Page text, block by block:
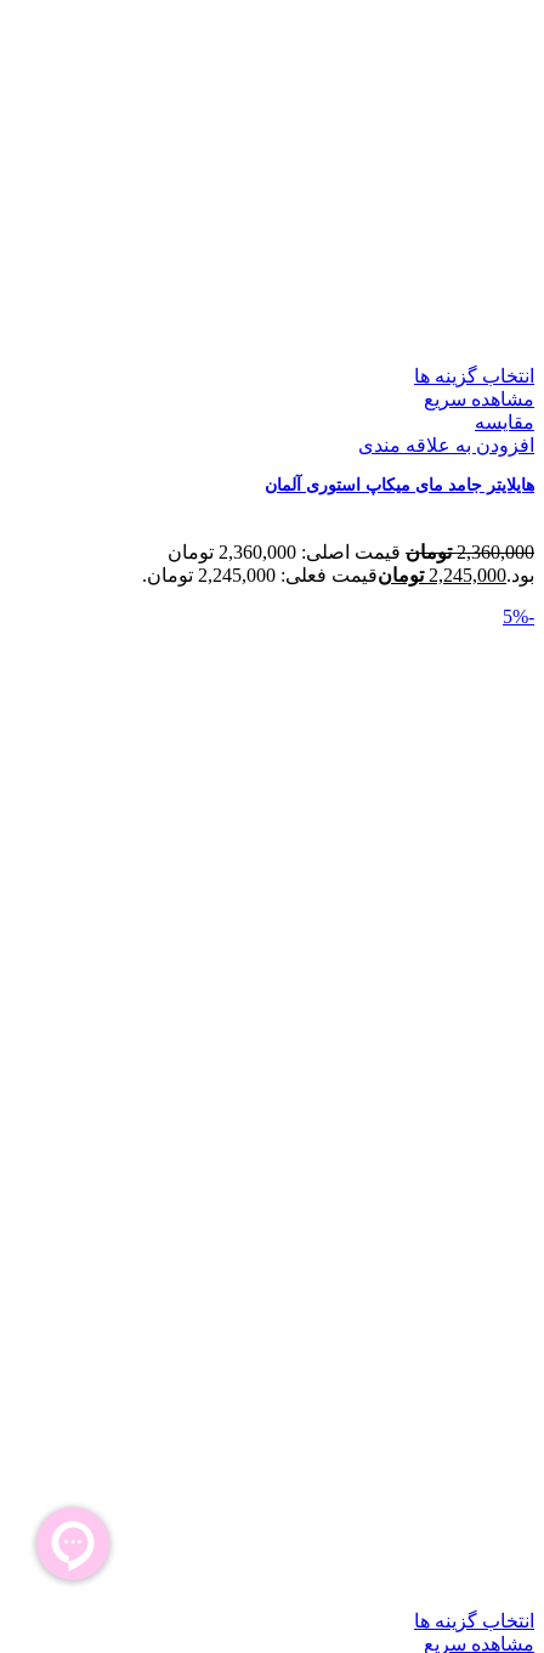
انتخاب گزینه ها
مشاهده سریع
مقایسه
افزودن به علاقه مندی
هایلایتر جامد مای میکاپ استوری آلمان
2,360,000 تومان
قیمت اصلی: 2,360,000 تومان
بود.2,245,000 تومانقیمت فعلی: 2,245,000 تومان.
-5%
انتخاب گزینه ها
مشاهده سریع